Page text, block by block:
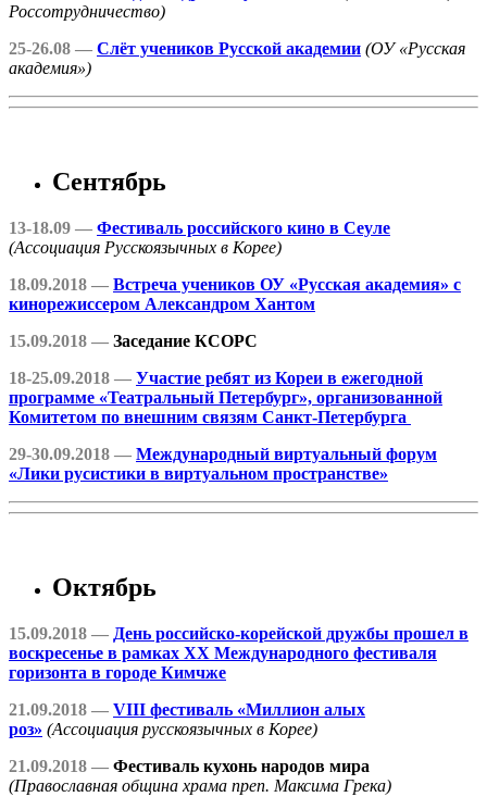
Россотрудничество)
25-26.08 — Слёт учеников Русской академии (ОУ «Русская
академия»)
Сентябрь
13-18.09 — Фестиваль российского кино в Сеуле
(Ассоциация Русскоязычных в Корее)
18.09.2018 — Встреча учеников ОУ «Русская академия» с
кинорежиссером Александром Хантом
15.09.2018 — Заседание КСОРС
18-25.09.2018 — Участие ребят из Кореи в ежегодной
программе «Театральный Петербург», организованной
Комитетом по внешним связям Санкт-Петербурга
29-30.09.2018 — Международный виртуальный форум
«Лики русистики в виртуальном пространстве»
Октябрь
15.09.2018 — День российско-корейской дружбы прошел в
воскресенье в рамках XX Международного фестиваля
горизонта в городе Кимчже
21.09.2018 — VIII фестиваль «Миллион алых
роз» (Ассоциация русскоязычных в Корее)
21.09.2018 — Фестиваль кухонь народов мира
(Православная община храма преп. Максима Грека)